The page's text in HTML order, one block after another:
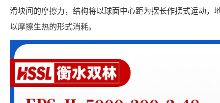
滑块间的摩擦力，结构将以球面中心距为摆长作摆式运动，
以摩擦生热的形式消耗。